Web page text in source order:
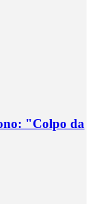
"Colpo da